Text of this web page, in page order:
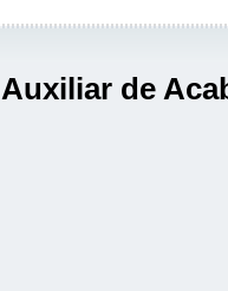
Auxiliar de